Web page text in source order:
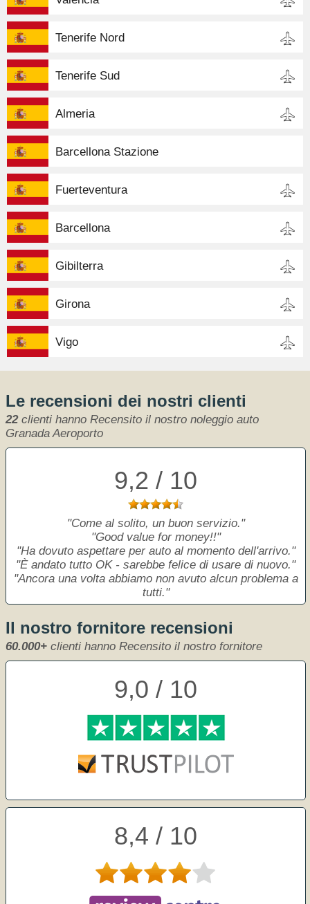
Tenerife Nord
Tenerife Sud
Almeria
Barcellona Stazione
Fuerteventura
Barcellona
Gibilterra
Girona
Vigo
Le recensioni dei nostri clienti
22clienti hanno Recensito il nostro noleggio auto
Granada Aeroporto
9,2 / 10
Come al solito, un buon servizio.
Good value for money!!
Ha dovuto aspettare per auto al momento dell'arrivo.
È andato tutto OK - sarebbe felice di usare di nuovo.
Ancora una volta abbiamo non avuto alcun problema a
tutti.
Il nostro fornitore recensioni
60.000+ clienti hanno Recensito il nostro fornitore
9,0 / 10
8,4 / 10